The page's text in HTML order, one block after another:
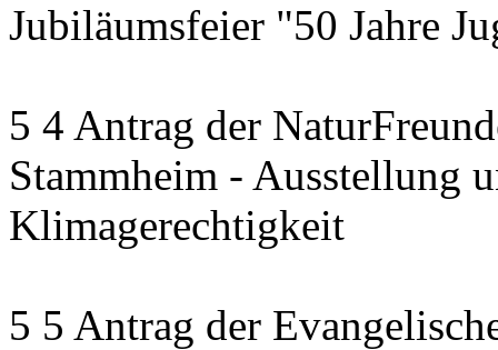
Jubiläumsfeier "50 Jahre
5 4 Antrag der
Stammheim - Ausstellung
Klimagerechtigkeit
5 5 Antrag der